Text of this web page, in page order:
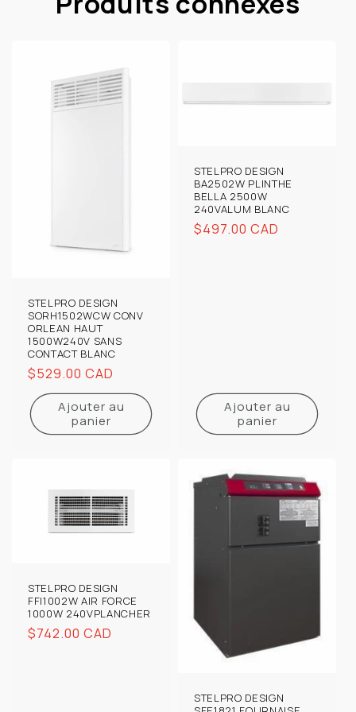
STELPRO DESIGN
SORH1502WCW CONV
ORLEAN HAUT
1500W240V SANS
CONTACT BLANC
Prix
habituel
$529.00 CAD
Ajouter au
panier
STELPRO DESIGN
BA2502W PLINTHE
BELLA 2500W
240VALUM BLANC
Prix
$497.00 CAD
Ajouter au
panier
STELPRO DESIGN
FFI1002W AIR FORCE
1000W 240VPLANCHER
Prix
$742.00 CAD
STELPRO DESIGN